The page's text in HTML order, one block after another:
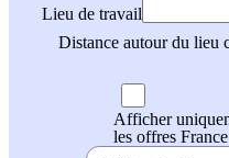
Lieu de travail
Distance autour du lieu
Afficher
les offres